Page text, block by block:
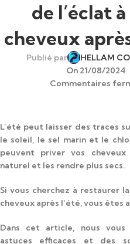
de l’éclat
cheveux
Publié par
HELLAM
On 21/08/2024
Commentaires
L’été peut laisser des traces
le soleil, le sel marin et le
peuvent priver vos
naturel et les rendre plus secs.
Si vous cherchez à restaurer
cheveux après l’été, vous êtes
Dans cet article, nous vous
astuces efficaces et des